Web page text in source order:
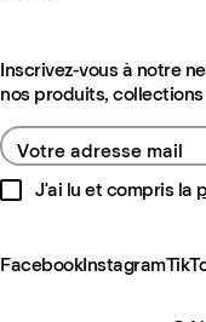
Inscrivez-vous à notre
nos produits,
Votre adresse mail
J'ai lu et compris la
FacebookInstagram